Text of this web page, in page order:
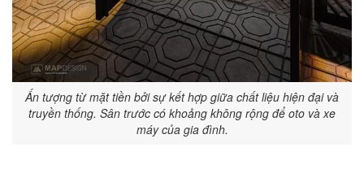
Ấn tượng từ mặt tiền bởi sự kết hợp giữa chất liệu hiện đại và
truyền thống. Sân trước có khoảng không rộng để oto và xe
máy của gia đình.